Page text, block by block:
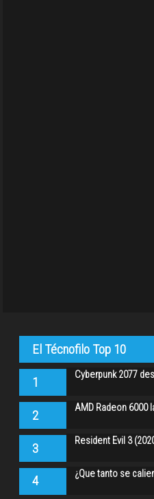
El Técnofilo Top 10
1 Cyberpunk 2077
2 AMD Radeon 6000
3 Resident Evil 3
4 ¿Que tanto se